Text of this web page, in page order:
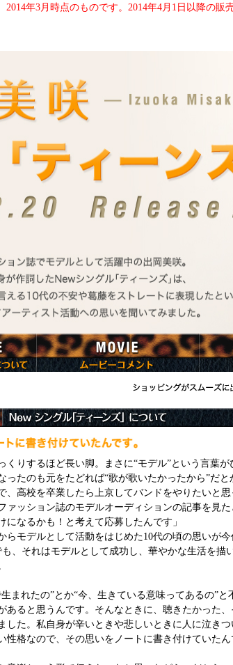
2014年3月時点のものです。2014年4月1日以降の
くりするほど長い脚。まさに“モデル”という言葉が
たのも元をたどれば“歌が歌いたかったから”だと
、高校を卒業したら上京してバンドをやりたいと思
ァッション誌のモデルオーディションの記事を見た
になるかも！と考えて応募したんです」
らモデルとして活動をはじめた10代の頃の思いが今
、それはモデルとして成功し、華やかな生活を描
生まれたの”とか“今、生きている意味ってあるの”と
あると思うんです。そんなときに、聴きたかった、
した。私自身が辛いときや悲しいときに人に泣きつ
性格なので、その思いをノートに書き付けていたん